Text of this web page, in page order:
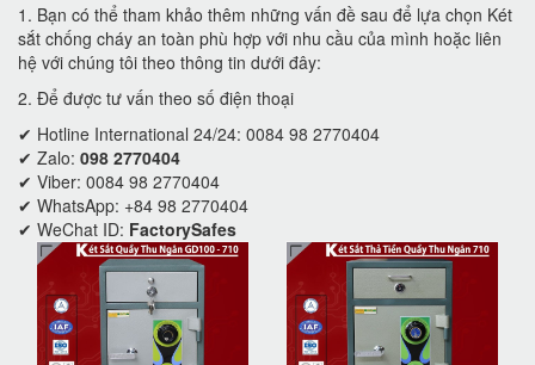
1. Bạn có thể tham khảo thêm những vấn đề sau để lựa chọn Két
sắt chống cháy an toàn phù hợp với nhu cầu của mình hoặc liên
hệ với chúng tôi theo thông tin dưới đây:
2. Để được tư vấn theo số điện thoại
✔ Hotline International 24/24: 0084 98 2770404
✔ Zalo: 098 2770404
✔ Viber: 0084 98 2770404
✔ WhatsApp: +84 98 2770404
✔ WeChat ID: FactorySafes